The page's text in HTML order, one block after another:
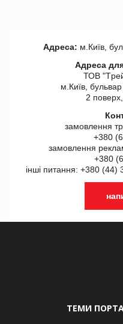
Адреса: м.Київ,
Адреса
ТОВ
м.Київ,
2
замовлення
+380
замовлення
+380
інші питання: +380
ТЕМИ